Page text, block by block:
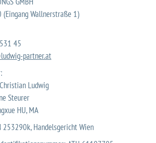
Wallnerstraße 1)
45
partner.at
Ludwig
Steurer
HU, MA
253290k, Handelsgericht Wien